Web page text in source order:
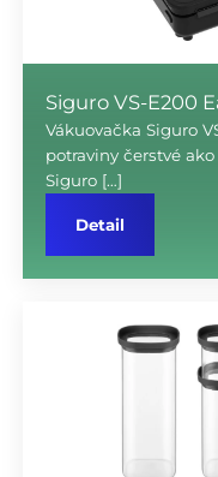
Siguro VS-E200
Vákuovačka Siguro
potraviny čerstvé
Siguro […]
Detail